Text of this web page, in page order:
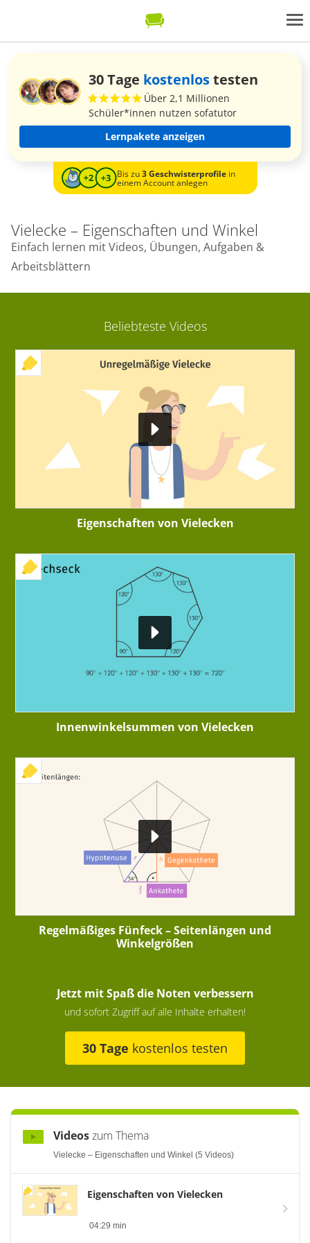
30 Tage kostenlostesten
Über 2,1 Millionen
Schüler*innen nutzen sofatutor
Lernpakete anzeigen
Bis zu3 Geschwisterprofilein
einem Account anlegen
Vielecke – Eigenschaften und Winkel
Einfach lernen mit Videos, Übungen, Aufgaben &
Arbeitsblättern
Beliebteste Videos
+ INTERAKTIVE ÜBUNG
Eigenschaften von Vielecken
+ INTERAKTIVE ÜBUNG
Innenwinkelsummen von Vielecken
+ INTERAKTIVE ÜBUNG
Regelmäßiges Fünfeck – Seitenlängen und
Winkelgrößen
Jetzt mit Spaß die Noten verbessern
und sofort Zugriff auf alle Inhalte erhalten!
30 Tage kostenlos testen
Videoszum Thema
Vielecke – Eigenschaften und Winkel (5 Videos)
Eigenschaften von Vielecken
04:29 min